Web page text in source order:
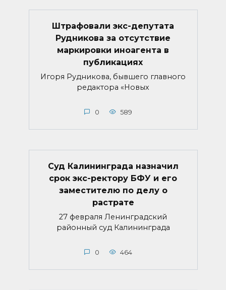
Штрафовали экс-депутата
Рудникова за отсутствие
маркировки иноагента в
публикациях
Игоря Рудникова, бывшего главного
редактора «Новых
0 589
Суд Калининграда назначил
срок экс-ректору БФУ и его
заместителю по делу о
растрате
27 февраля Ленинградский
районный суд Калининграда
0 464